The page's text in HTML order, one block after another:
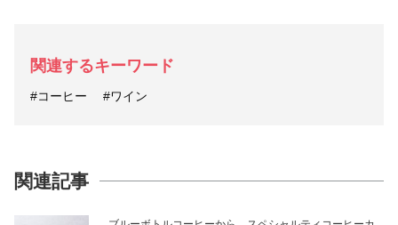
関連するキーワード
#コーヒー #ワイン
関連記事